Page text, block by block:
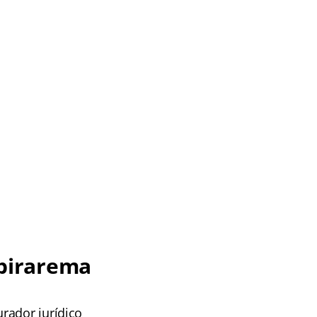
jurídico